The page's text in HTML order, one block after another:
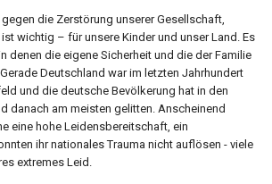
die Zerstörung unserer Gesellschaft,
wichtig – für unsere Kinder und unser Land. Es
denen die eigene Sicherheit und die der Familie
Deutschland war im letzten Jahrhundert
und die deutsche Bevölkerung hat in den
danach am meisten gelitten. Anscheinend
eine hohe Leidensbereitschaft, ein
ihr nationales Trauma nicht auflösen - viele
extremes Leid.